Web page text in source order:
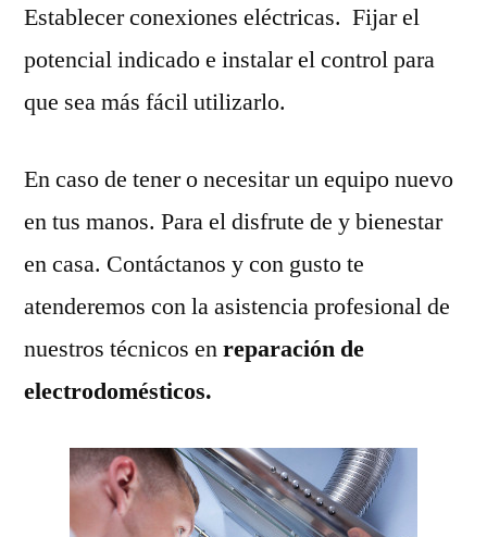
Establecer conexiones eléctricas. Fijar el
potencial indicado e instalar el control para
que sea más fácil utilizarlo.
En caso de tener o necesitar un equipo nuevo
en tus manos. Para el disfrute de y bienestar
en casa. Contáctanos y con gusto te
atenderemos con la asistencia profesional de
nuestros técnicos enreparación de
electrodomésticos.